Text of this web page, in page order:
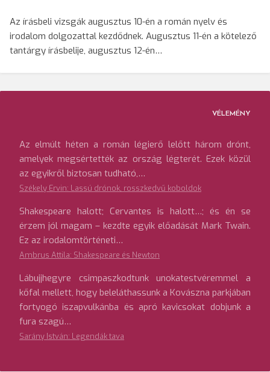
Az írásbeli vizsgák augusztus 10-én a román nyelv és
irodalom dolgozattal kezdődnek. Augusztus 11-én a kötelező
tantárgy írásbelije, augusztus 12-én…
VÉLEMÉNY
Az elmúlt héten a román légierő lelőtt három drónt,
amelyek megsértették az ország légterét. Ezek közül
az egyikről biztosan tudható,…
Székely Ervin: Lassú drónok, rosszkedvű koboldok
Shakespeare halott; Cervantes is halott…; és én se
érzem jól magam – kezdte egyik előadását Mark Twain.
Ez az irodalomtörténeti…
Ambrus Attila: Shakespeare és Newton
Lábujjhegyre csimpaszkodtunk unokatestvéremmel a
kőfal mellett, hogy beleláthassunk a Kovászna parkjában
fortyogó iszapvulkánba és apró kavicsokat dobjunk a
fura szagú…
Sarány István: Legendák tava